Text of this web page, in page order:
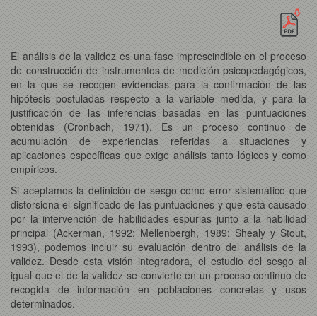
El análisis de la validez es una fase imprescindible en el proceso
de construcción de instrumentos de medición psicopedagógicos,
en la que se recogen evidencias para la confirmación de las
hipótesis postuladas respecto a la variable medida, y para la
justificación de las inferencias basadas en las puntuaciones
obtenidas (Cronbach, 1971). Es un proceso continuo de
acumulación de experiencias referidas a situaciones y
aplicaciones específicas que exige análisis tanto lógicos y como
empíricos.
Si aceptamos la definición de sesgo como error sistemático que
distorsiona el significado de las puntuaciones y que está causado
por la intervención de habilidades espurias junto a la habilidad
principal (Ackerman, 1992; Mellenbergh, 1989; Shealy y Stout,
1993), podemos incluir su evaluación dentro del análisis de la
validez. Desde esta visión integradora, el estudio del sesgo al
igual que el de la validez se convierte en un proceso continuo de
recogida de información en poblaciones concretas y usos
determinados.